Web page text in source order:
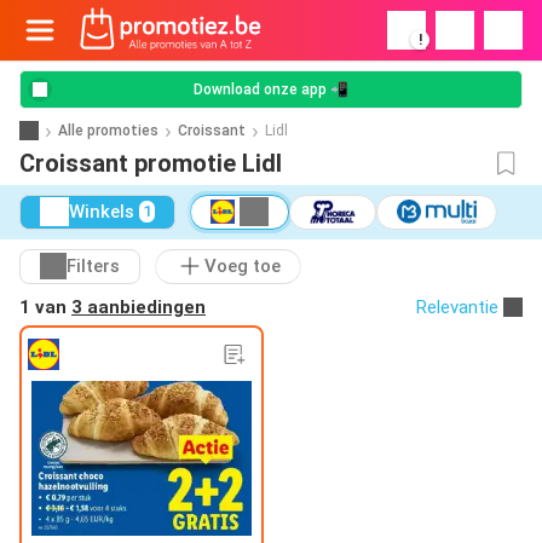
!
Download onze app 📲
Alle promoties Croissant Lidl
Croissant promotie Lidl
Winkels 1
Filters
Voeg toe
1 van 3 aanbiedingen Relevantie